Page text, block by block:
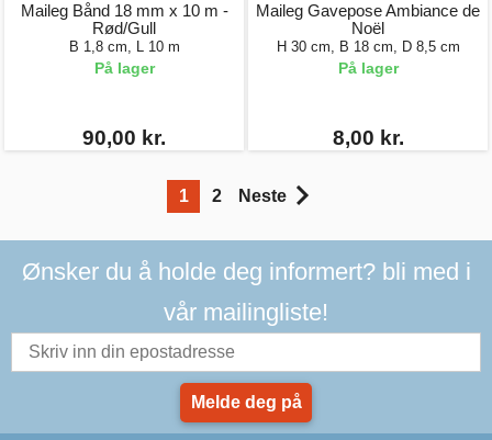
Maileg Bånd 18 mm x 10 m -
Rød/Gull
B 1,8 cm, L 10 m
På lager
90,00 kr.
Maileg Gavepose Ambiance de
Noël
H 30 cm, B 18 cm, D 8,5 cm
På lager
8,00 kr.
1 2 Neste
Ønsker du å holde deg informert? bli med i
vår mailingliste!
Melde deg på